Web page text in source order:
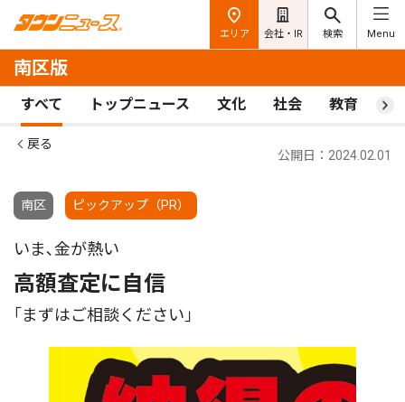
エリア 会社・IR 検索 Menu
南区版
すべて トップニュース 文化 社会 教育 ス
戻る
南区 ピックアップ（PR）
公開日：2024.02.01
いま､金が熱い
高額査定に自信
｢まずはご相談ください｣